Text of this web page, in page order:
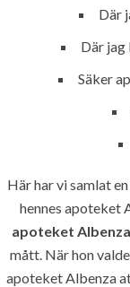
Där
Där jag
Säker
Här har vi samlat
hennes apoteket
apoteket Albenza
mått. När hon
apoteket Albenza
221